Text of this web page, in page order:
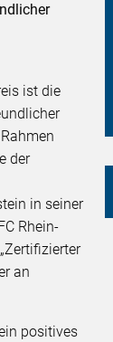
ist die
der
in seiner
Rhein-
an
positives